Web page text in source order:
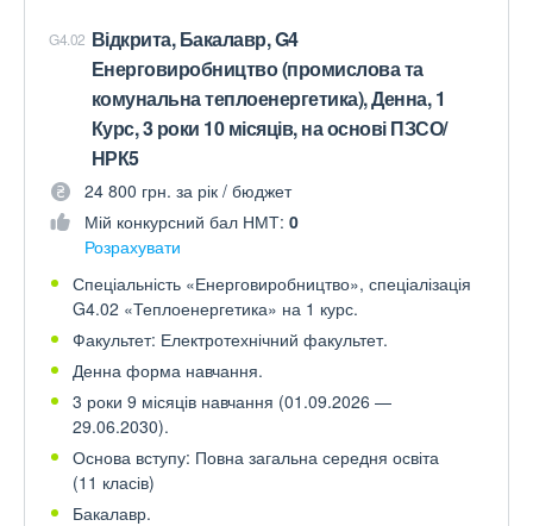
G4.02 Відкрита, Бакалавр, G4
Енерговиробництво (промислова та
комунальна теплоенергетика), Денна, 1
Курс, 3 роки 10 місяців, на основі ПЗСО/
НРК5
24 800 грн. за рік / бюджет
Мій конкурсний бал НМТ: 0
Розрахувати
Спеціальність «Енерговиробництво», спеціалізація
G4.02 «Теплоенергетика» на 1 курс.
Факультет: Електротехнічний факультет.
Денна форма навчання.
3 роки 9 місяців навчання (01.09.2026 —
29.06.2030).
Основа вступу: Повна загальна середня освіта
(11 класів)
Бакалавр.